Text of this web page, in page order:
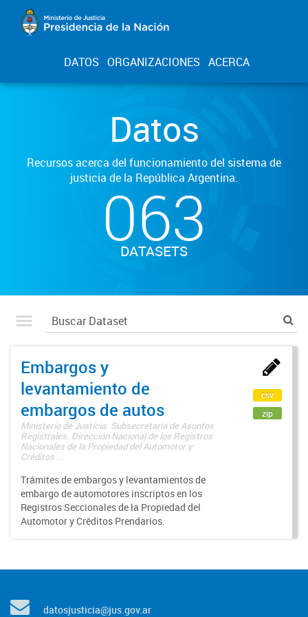
DATOS ORGANIZACIONES ACERCA
Datos
Recursos acerca del funcionamiento del sistema de
justicia de la República Argentina.
063
DATASETS
Embargos y
levantamiento de
embargos de autos
Ministerio de Justicia. Subsecretaría de Asuntos
Registrales. Dirección Nacional de los Registros
Nacionales de la Propiedad del Automotor y
Créditos ...
Trámites de embargos y levantamientos de
embargo de automotores inscriptos en los
Registros Seccionales de la Propiedad del
Automotor y Créditos Prendarios.
csv
zip
datosjusticia@jus.gov.ar